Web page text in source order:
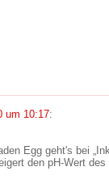
um 10:17:
Egg geht's bei
den pH-Wert